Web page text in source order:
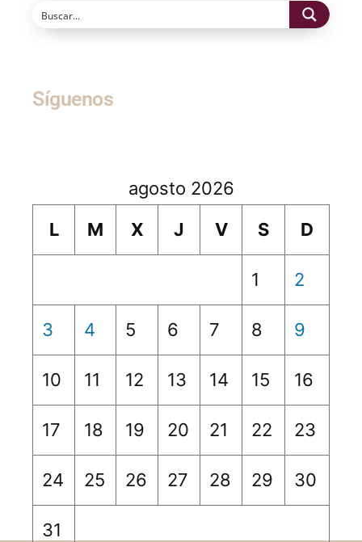
Síguenos
agosto 2026
L
M X J V S D
1 2
3 4 5 6 7 8 9
10 11 12 13 14 15 16
17 18 19 20 21 22 23
24 25 26 27 28 29 30
31